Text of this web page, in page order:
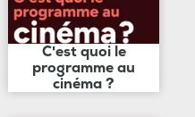
C'est quoi le
programme au
cinéma ?